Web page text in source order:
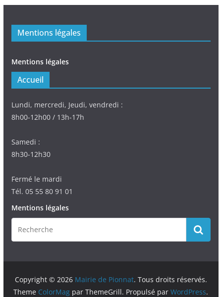
Mentions légales
Mentions légales
Accueil
Lundi, mercredi, Jeudi, vendredi :
8h00-12h00 / 13h-17h
Samedi :
8h30-12h30
Fermé le mardi
Tél. 05 55 80 91 01
Mentions légales
Copyright © 2026 Mairie de Pionnat. Tous droits réservés.
Theme ColorMag par ThemeGrill. Propulsé parWordPress.